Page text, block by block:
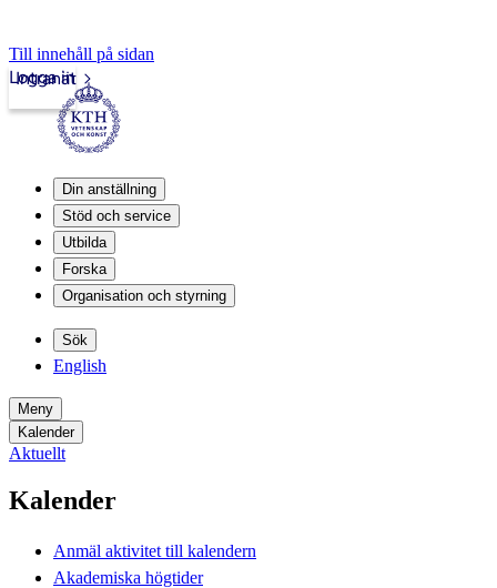
Till innehåll på sidan
Intranät
Logga in
Din anställning
Stöd och service
Utbilda
Forska
Organisation och styrning
Sök
English
Meny
Kalender
Aktuellt
Kalender
Anmäl aktivitet till kalendern
Akademiska högtider